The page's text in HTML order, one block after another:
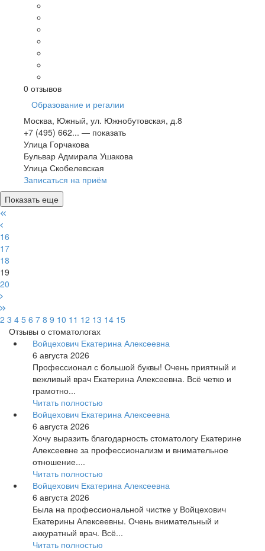
0 отзывов
Образование и регалии
Москва, Южный, ул. Южнобутовская, д.8
+7 (495) 662... — показать
Улица Горчакова
Бульвар Адмирала Ушакова
Улица Скобелевская
Записаться на приём
Показать еще
16
17
18
19
20
2 3 4 5 6 7 8 9 10 11 12 13 14 15
Отзывы о стоматологах
Войцехович Екатерина Алексеевна
6 августа 2026
Профессионал с большой буквы! Очень приятный и
вежливый врач Екатерина Алексеевна. Всё четко и
грамотно...
Читать полностью
Войцехович Екатерина Алексеевна
6 августа 2026
Хочу выразить благодарность стоматологу Екатерине
Алексеевне за профессионализм и внимательное
отношение....
Читать полностью
Войцехович Екатерина Алексеевна
6 августа 2026
Была на профессиональной чистке у Войцехович
Екатерины Алексеевны. Очень внимательный и
аккуратный врач. Всё...
Читать полностью